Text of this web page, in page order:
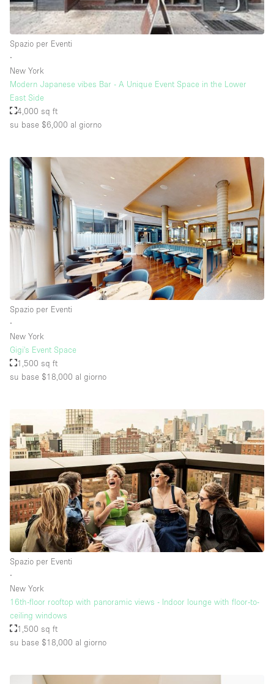
Raw
Riscaldamento
Smoking Area
Spazio living
Terrace
Tetto / Terrazza
Vetrina
Vista incredibile
Water Access
Whitebox / Minimal
Seminterrato
Piano terra su corte
Centro commerciale
Terrazza
Di sopra
Spazio per Eventi
∙
New York
Modern Japanese vibes Bar - A Unique Event Space in the Lower
East Side
4,000 sq ft
su base $6,000 al giorno
Spazio per Eventi
∙
New York
Gigi's Event Space
1,500 sq ft
su base $18,000 al giorno
Spazio per Eventi
∙
New York
16th-floor rooftop with panoramic views - Indoor lounge with floor-to-
ceiling windows
1,500 sq ft
su base $18,000 al giorno